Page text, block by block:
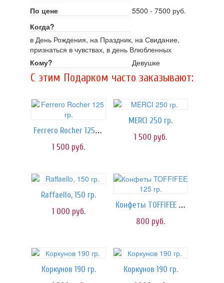
По цене
5500 - 7500 руб.
Когда?
в День Рождения, на Праздник, на Свидание,
признаться в чувствах, в день Влюбленных
Кому?
Девушке
C этим Подарком часто заказывают:
Ferrero Rocher 125 гр.
1 500 руб.
MERCI 250 гр.
1 500 руб.
Raffaello, 150 гр.
1 000 руб.
Конфеты TOFFIFEE 125 гр.
800 руб.
Коркунов 190 гр.
Коркунов 190 гр.